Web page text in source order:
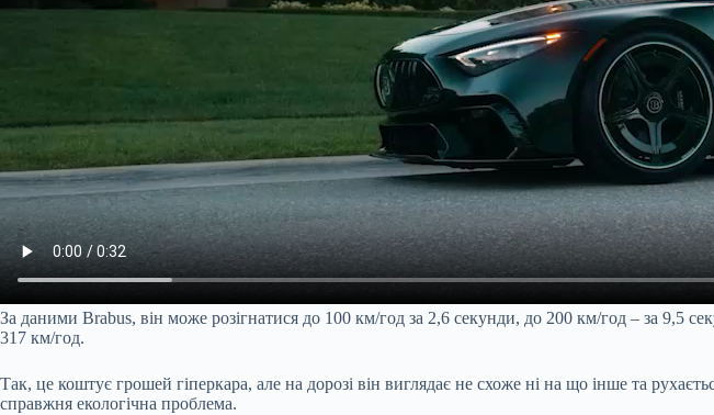
За даними Brabus, він може розігнатися до 100 км/год за 2,6 секунди, до 200 км/год – за 9,5
317 км/год.
Так, це коштує грошей гіперкара, але на дорозі він виглядає не схоже ні на що інше та
справжня екологічна проблема.